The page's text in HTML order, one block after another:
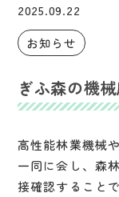
2025.09.22
お知らせ
ぎふ森の機
高性能林業機械
一同に会し、森
接確認すること